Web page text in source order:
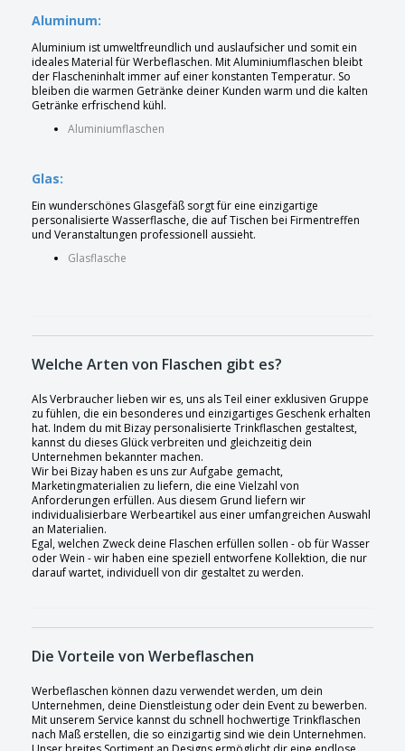
Aluminum:
Aluminium ist umweltfreundlich und auslaufsicher und somit ein
ideales Material für Werbeflaschen. Mit Aluminiumflaschen bleibt
der Flascheninhalt immer auf einer konstanten Temperatur. So
bleiben die warmen Getränke deiner Kunden warm und die kalten
Getränke erfrischend kühl.
Aluminiumflaschen
Glas:
Ein wunderschönes Glasgefäß sorgt für eine einzigartige
personalisierte Wasserflasche, die auf Tischen bei Firmentreffen
und Veranstaltungen professionell aussieht.
Glasflasche
Welche Arten von Flaschen gibt es?
Als Verbraucher lieben wir es, uns als Teil einer exklusiven Gruppe
zu fühlen, die ein besonderes und einzigartiges Geschenk erhalten
hat. Indem du mit Bizay personalisierte Trinkflaschen gestaltest,
kannst du dieses Glück verbreiten und gleichzeitig dein
Unternehmen bekannter machen.
Wir bei Bizay haben es uns zur Aufgabe gemacht,
Marketingmaterialien zu liefern, die eine Vielzahl von
Anforderungen erfüllen. Aus diesem Grund liefern wir
individualisierbare Werbeartikel aus einer umfangreichen Auswahl
an Materialien.
Egal, welchen Zweck deine Flaschen erfüllen sollen - ob für Wasser
oder Wein - wir haben eine speziell entworfene Kollektion, die nur
darauf wartet, individuell von dir gestaltet zu werden.
Die Vorteile von Werbeflaschen
Werbeflaschen können dazu verwendet werden, um dein
Unternehmen, deine Dienstleistung oder dein Event zu bewerben.
Mit unserem Service kannst du schnell hochwertige Trinkflaschen
nach Maß erstellen, die so einzigartig sind wie dein Unternehmen.